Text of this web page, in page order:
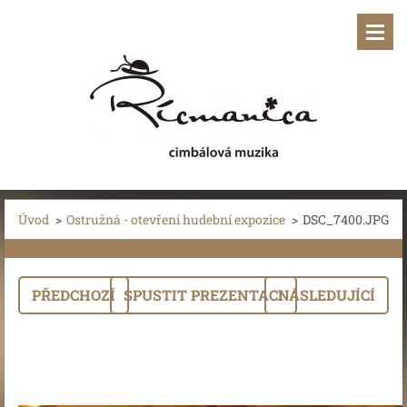
Úvod > Ostružná - otevření hudební expozice > DSC_7400.JPG
PŘEDCHOZÍ SPUSTIT PREZENTACINÁSLEDUJÍCÍ